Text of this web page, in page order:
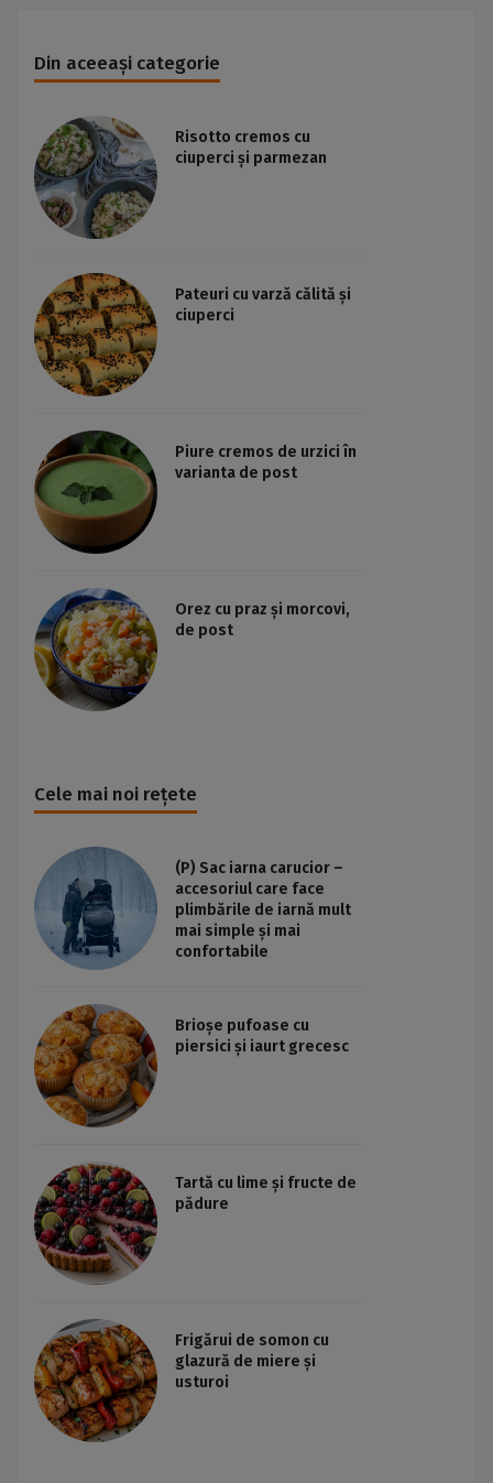
Din aceeași categorie
Risotto cremos cu
ciuperci și parmezan
Pateuri cu varză călită și
ciuperci
Piure cremos de urzici în
varianta de post
Orez cu praz și morcovi,
de post
Cele mai noi rețete
(P) Sac iarna carucior –
accesoriul care face
plimbările de iarnă mult
mai simple și mai
confortabile
Brioșe pufoase cu
piersici și iaurt grecesc
Tartă cu lime și fructe de
pădure
Frigărui de somon cu
glazură de miere și
usturoi